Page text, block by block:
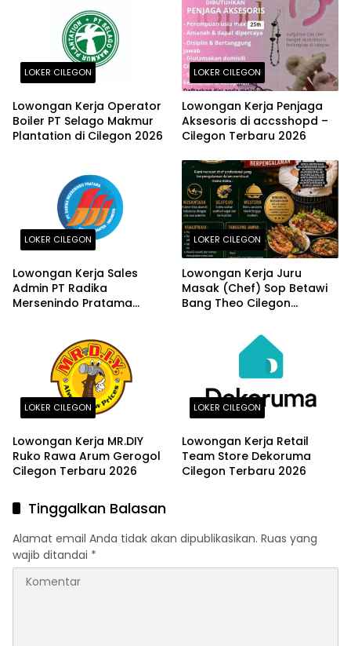
LOKER CILEGON
Lowongan Kerja Operator
Boiler PT Selago Makmur
Plantation di Cilegon 2026
LOKER CILEGON
Lowongan Kerja Penjaga
Aksesoris di accsshopd –
Cilegon Terbaru 2026
LOKER CILEGON
Lowongan Kerja Sales
Admin PT Radika
Mersenindo Pratama
LOKER CILEGON
Lowongan Kerja Juru
Masak (Chef) Sop Betawi
Bang Theo Cilegon
LOKER CILEGON
Lowongan Kerja MR.DIY
Ruko Rawa Arum Gerogol
Cilegon Terbaru 2026
LOKER CILEGON
Lowongan Kerja Retail
Team Store Dekoruma
Cilegon Terbaru 2026
Tinggalkan Balasan
Alamat email Anda tidak akan dipublikasikan. Ruas yang
wajib ditandai *